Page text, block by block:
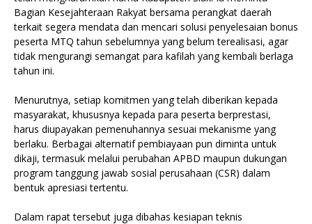
Bagian Kesejahteraan Rakyat bersama perangkat daerah
terkait segera mendata dan mencari solusi penyelesaian bonus
peserta MTQ tahun sebelumnya yang belum terealisasi, agar
tidak mengurangi semangat para kafilah yang kembali berlaga
tahun ini.
Menurutnya, setiap komitmen yang telah diberikan kepada
masyarakat, khususnya kepada para peserta berprestasi,
harus diupayakan pemenuhannya sesuai mekanisme yang
berlaku. Berbagai alternatif pembiayaan pun diminta untuk
dikaji, termasuk melalui perubahan APBD maupun dukungan
program tanggung jawab sosial perusahaan (CSR) dalam
bentuk apresiasi tertentu.
Dalam rapat tersebut juga dibahas kesiapan teknis